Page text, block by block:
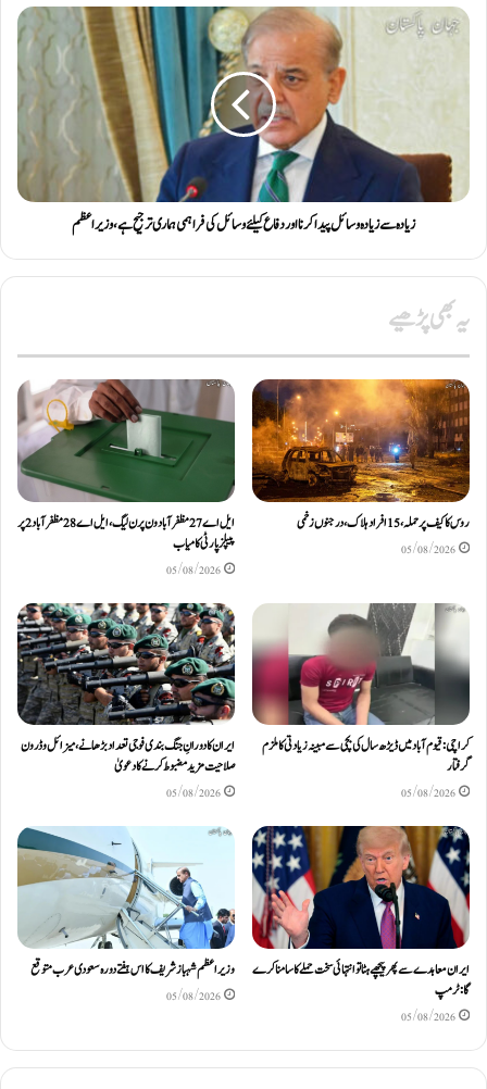
زیادہ سے زیادہ وسائل پیدا کرنا اور دفاع کیلئے وسائل کی فراہمی ہماری ترجیح ہے، وزیراعظم
یہ بھی پڑھیے
روس کا کیف پر حملہ، 15 افراد ہلاک، درجنوں زخمی
05/08/2026
ایل اے 27 مظفرآباد ون پر ن لیگ، ایل اے 28 مظفر آباد 2 پر
پیپلز پارٹی کامیاب
05/08/2026
کراچی: قیوم آباد میں ڈیڑھ سال کی بچی سے مبینہ زیادتی کا ملزم
گرفتار
05/08/2026
ایران کا دورانِ جنگ بندی فوجی تعداد بڑھانے، میزائل و ڈرون
صلاحیت مزید مضبوط کرنے کا دعویٰ
05/08/2026
ایران معاہدے سے پھر پیچھے ہٹا تو انتہائی سخت حملے کا سامنا کرے
گا: ٹرمپ
05/08/2026
وزیراعظم شہباز شریف کا اس ہفتے دورہ سعودی عرب متوقع
05/08/2026